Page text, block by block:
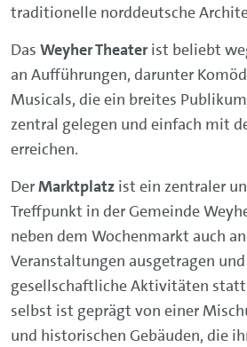
traditionelle norddeutsche
Das Weyher Theater ist beliebt
an Aufführungen, darunter
Musicals, die ein breites
zentral gelegen und einfach mit
erreichen.
DerMarktplatz ist ein zentraler
Treffpunkt in der Gemeinde
neben dem Wochenmarkt auch
Veranstaltungen ausgetragen
gesellschaftliche Aktivitäten
selbst ist geprägt von einer
und historischen Gebäuden, die